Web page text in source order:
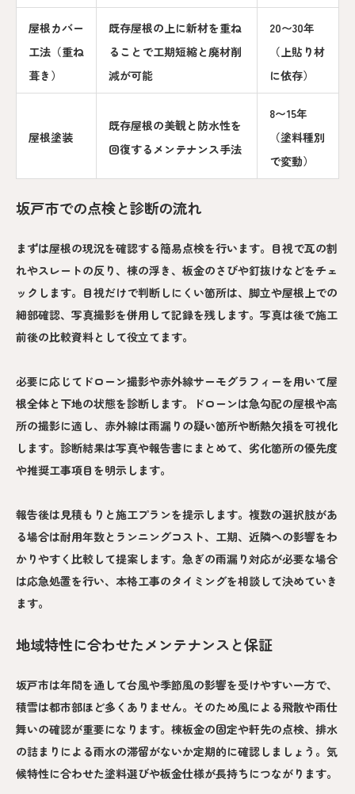
屋根カバー
工法（重ね
葺き）
既存屋根の上に新材を重ね
ることで工期短縮と廃材削
減が可能
20〜30年
（上貼り材
に依存）
屋根塗装
既存屋根の美観と防水性を
回復するメンテナンス手法
8〜15年
（塗料種別
で変動）
坂戸市での点検と診断の流れ
まずは屋根の現況を確認する簡易点検を行います。目視で瓦の割
れやスレートの反り、棟の浮き、板金のさびや釘抜けなどをチェ
ックします。目視だけで判断しにくい箇所は、脚立や屋根上での
細部確認、写真撮影を併用して記録を残します。写真は後で施工
前後の比較資料として役立てます。
必要に応じてドローン撮影や赤外線サーモグラフィーを用いて屋
根全体と下地の状態を診断します。ドローンは急勾配の屋根や高
所の撮影に適し、赤外線は雨漏りの疑い箇所や断熱欠損を可視化
します。診断結果は写真や報告書にまとめて、劣化箇所の優先度
や推奨工事項目を明示します。
報告後は見積もりと施工プランを提示します。複数の選択肢があ
る場合は耐用年数とランニングコスト、工期、近隣への影響をわ
かりやすく比較して提案します。急ぎの雨漏り対応が必要な場合
は応急処置を行い、本格工事のタイミングを相談して決めていき
ます。
地域特性に合わせたメンテナンスと保証
坂戸市は年間を通して台風や季節風の影響を受けやすい一方で、
積雪は都市部ほど多くありません。そのため風による飛散や雨仕
舞いの確認が重要になります。棟板金の固定や軒先の点検、排水
の詰まりによる雨水の滞留がないか定期的に確認しましょう。気
候特性に合わせた塗料選びや板金仕様が長持ちにつながります。